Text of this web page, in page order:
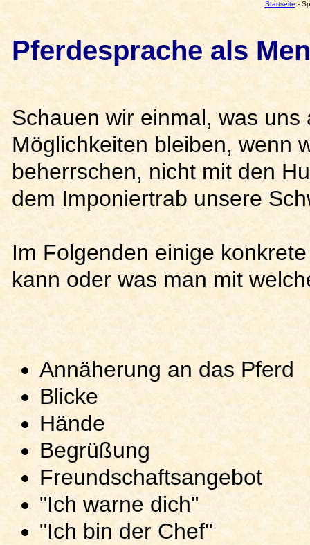
Startseite -
Pferdesprache als
Schauen wir einmal, was
Möglichkeiten bleiben, wenn
beherrschen, nicht mit den
dem Imponiertrab unsere
Im Folgenden einige
kann oder was man mit
Annäherung an das Pferd
Blicke
Hände
Begrüßung
Freundschaftsangebot
"Ich warne dich"
"Ich bin der Chef"